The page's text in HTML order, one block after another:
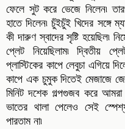
ফেলে সুট করে ভেজে নিলেন৷
হাতে দিলেন৷ চুঁইচুঁই খিদের সঙ্গে
কী দারুণ স্বাদের সৃষ্টি হয়েছিল৷
প্লেট নিয়েছিলাম৷ দ্বিতীয়
প্লাস্টিকের কাপে লেবুচা এগিয়ে
কাপে এক চুমুক দিতেই মেজাজে
মিনিট দশেক গল্পগুজব করে আমরা
ভাতের থালা পেলেও সেই
পারতাম না৷